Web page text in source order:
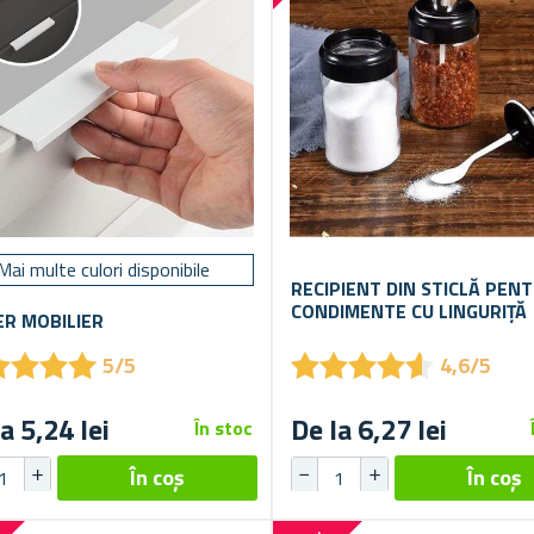
multe culori disponibile
MOBILIER
★★★
★★★5/5
5,24 lei În stoc
RECIPIENT DIN STICLĂ
CONDIMENTE CU LINGURIȚĂ
★★★★★
★★★★★ 4,6/5
De la 6,27 lei